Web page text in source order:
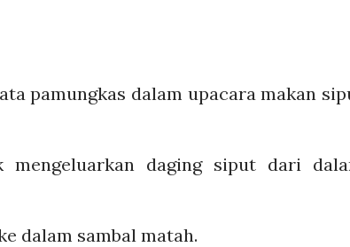
pamungkas dalam upacara makan
daging siput dari
dalam sambal matah.